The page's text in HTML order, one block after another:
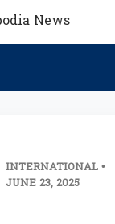
INTERNATIONAL •
JUNE 23, 2025